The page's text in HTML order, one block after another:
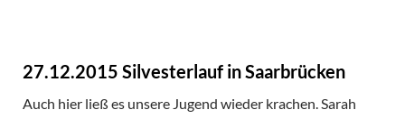
27.12.2015 Silvesterlauf in Saarbrücken
Auch hier ließ es unsere Jugend wieder krachen. Sarah